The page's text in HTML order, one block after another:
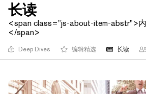
长读
<span class="js-about-item-abstr">内
</span>
Deep Dives 编辑精选 长读